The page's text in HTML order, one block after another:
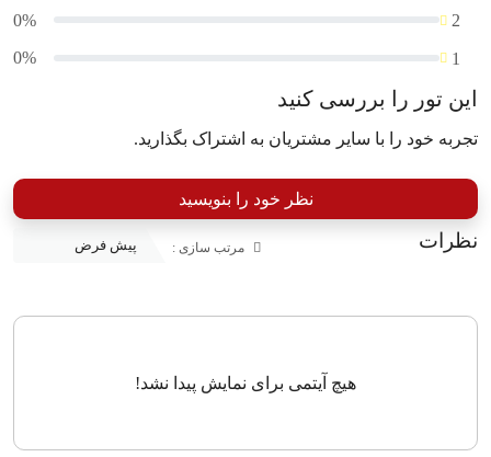
2
0%
1
0%
این تور را بررسی کنید
تجربه خود را با سایر مشتریان به اشتراک بگذارید.
نظر خود را بنویسید
نظرات مرتب سازی :
هیچ آیتمی برای نمایش پیدا نشد!